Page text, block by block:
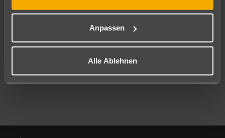
Anpassen
Alle Ablehnen
Mehr Filter anzeigen